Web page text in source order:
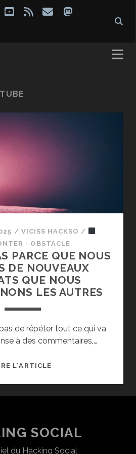
youtube
rss emailmastodon
/ VICISS HACKSO /
· OBSTACLE
PARCE QUE NOUS
DE NOUVEAUX
QUE NOUS
LES AUTRES
de répéter tout ce qui va
à des commentaires,…
L'ARTICLECE
FAISONS
DE
SOCIAL
du Hacking Social